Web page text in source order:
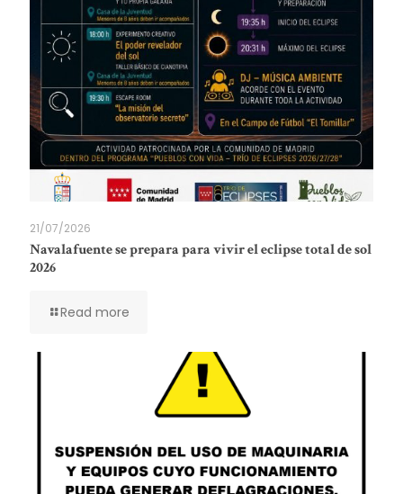
21/07/2026
Navalafuente se prepara para vivir el eclipse total de sol
2026
Read more